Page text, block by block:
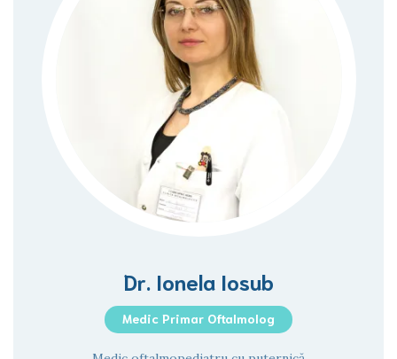
Dr. Ionela Iosub
Medic Primar Oftalmolog